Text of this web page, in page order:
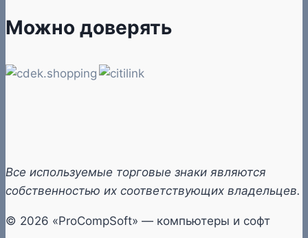
Можно доверять
Все используемые торговые знаки являются
собственностью их соответствующих владельцев.
© 2026 «ProCompSoft» — компьютеры и софт